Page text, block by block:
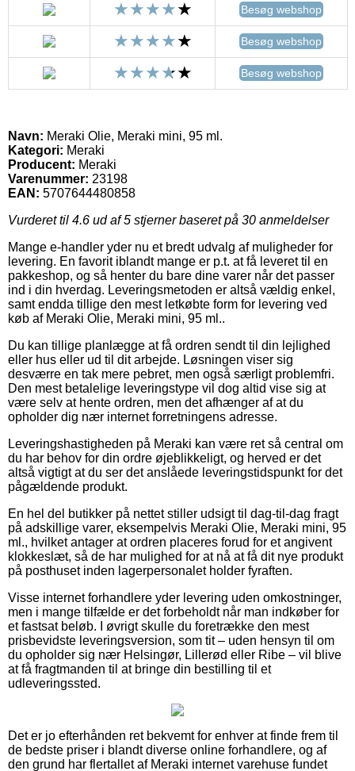
Besøg webshop
Besøg webshop
Besøg webshop
Navn: Meraki Olie, Meraki mini, 95 ml.
Kategori: Meraki
Producent: Meraki
Varenummer: 23198
EAN: 5707644480858
Vurderet til 4.6 ud af 5 stjerner baseret på 30 anmeldelser
Mange e-handler yder nu et bredt udvalg af muligheder for
levering. En favorit iblandt mange er p.t. at få leveret til en
pakkeshop, og så henter du bare dine varer når det passer
ind i din hverdag. Leveringsmetoden er altså vældig enkel,
samt endda tillige den mest letkøbte form for levering ved
køb af Meraki Olie, Meraki mini, 95 ml..
Du kan tillige planlægge at få ordren sendt til din lejlighed
eller hus eller ud til dit arbejde. Løsningen viser sig
desværre en tak mere pebret, men også særligt problemfri.
Den mest betalelige leveringstype vil dog altid vise sig at
være selv at hente ordren, men det afhænger af at du
opholder dig nær internet forretningens adresse.
Leveringshastigheden på Meraki kan være ret så central om
du har behov for din ordre øjeblikkeligt, og herved er det
altså vigtigt at du ser det anslåede leveringstidspunkt for det
pågældende produkt.
En hel del butikker på nettet stiller udsigt til dag-til-dag fragt
på adskillige varer, eksempelvis Meraki Olie, Meraki mini, 95
ml., hvilket antager at ordren placeres forud for et angivent
klokkeslæt, så de har mulighed for at nå at få dit nye produkt
på posthuset inden lagerpersonalet holder fyraften.
Visse internet forhandlere yder levering uden omkostninger,
men i mange tilfælde er det forbeholdt når man indkøber for
et fastsat beløb. I øvrigt skulle du foretrække den mest
prisbevidste leveringsversion, som tit – uden hensyn til om
du opholder sig nær Helsingør, Lillerød eller Ribe – vil blive
at få fragtmanden til at bringe din bestilling til et
udleveringssted.
Det er jo efterhånden ret bekvemt for enhver at finde frem til
de bedste priser i blandt diverse online forhandlere, og af
den grund har flertallet af Meraki internet varehuse fundet